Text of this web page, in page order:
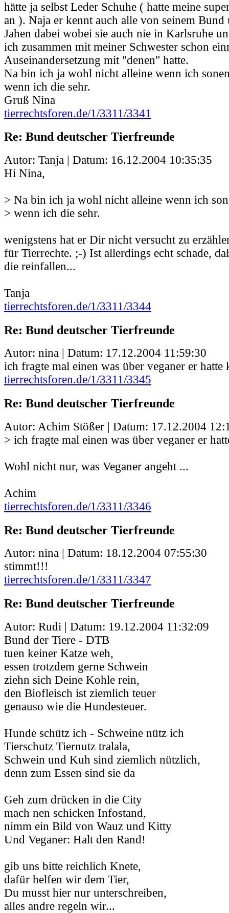
hätte ja selbst Leder Schuhe ( hatte meine
an ). Naja er kennt auch alle von seinem Bund
Jahen dabei wobei sie auch nie in Karlsruhe
ich zusammen mit meiner Schwester schon
Auseinandersetzung mit "denen" hatte.
Na bin ich ja wohl nicht alleine wenn ich
wenn ich die sehr.
Gruß Nina
tierrechtsforen.de/1/3311/3341
Re: Bund deutscher Tierfreunde
Autor: Tanja | Datum: 16.12.2004 10:35:35
Hi Nina,
> Na bin ich ja wohl nicht alleine wenn ich
> wenn ich die sehr.
wenigstens hat er Dir nicht versucht zu
für Tierrechte. ;-) Ist allerdings echt schade,
die reinfallen...
Tanja
tierrechtsforen.de/1/3311/3344
Re: Bund deutscher Tierfreunde
Autor: nina | Datum: 17.12.2004 11:59:30
ich fragte mal einen was über veganer er hatte
tierrechtsforen.de/1/3311/3345
Re: Bund deutscher Tierfreunde
Autor: Achim Stößer | Datum: 17.12.2004
> ich fragte mal einen was über veganer er
Wohl nicht nur, was Veganer angeht ...
Achim
tierrechtsforen.de/1/3311/3346
Re: Bund deutscher Tierfreunde
Autor: nina | Datum: 18.12.2004 07:55:30
stimmt!!!
tierrechtsforen.de/1/3311/3347
Re: Bund deutscher Tierfreunde
Autor: Rudi | Datum: 19.12.2004 11:32:09
Bund der Tiere - DTB
tuen keiner Katze weh,
essen trotzdem gerne Schwein
ziehn sich Deine Kohle rein,
den Biofleisch ist ziemlich teuer
genauso wie die Hundesteuer.
Hunde schütz ich - Schweine nütz ich
Tierschutz Tiernutz tralala,
Schwein und Kuh sind ziemlich nützlich,
denn zum Essen sind sie da
Geh zum drücken in die City
mach nen schicken Infostand,
nimm ein Bild von Wauz und Kitty
Und Veganer: Halt den Rand!
gib uns bitte reichlich Knete,
dafür helfen wir dem Tier,
Du musst hier nur unterschreiben,
alles andre regeln wir...